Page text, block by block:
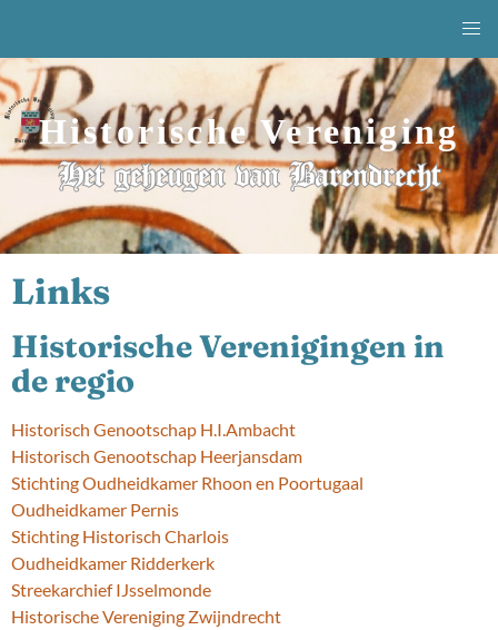
Historische Vereniging
Het geheugen van Barendrecht
Links
Historische Verenigingen in
de regio
Historisch Genootschap H.I.Ambacht
Historisch Genootschap Heerjansdam
Stichting Oudheidkamer Rhoon en Poortugaal
Oudheidkamer Pernis
Stichting Historisch Charlois
Oudheidkamer Ridderkerk
Streekarchief IJsselmonde
Historische Vereniging Zwijndrecht